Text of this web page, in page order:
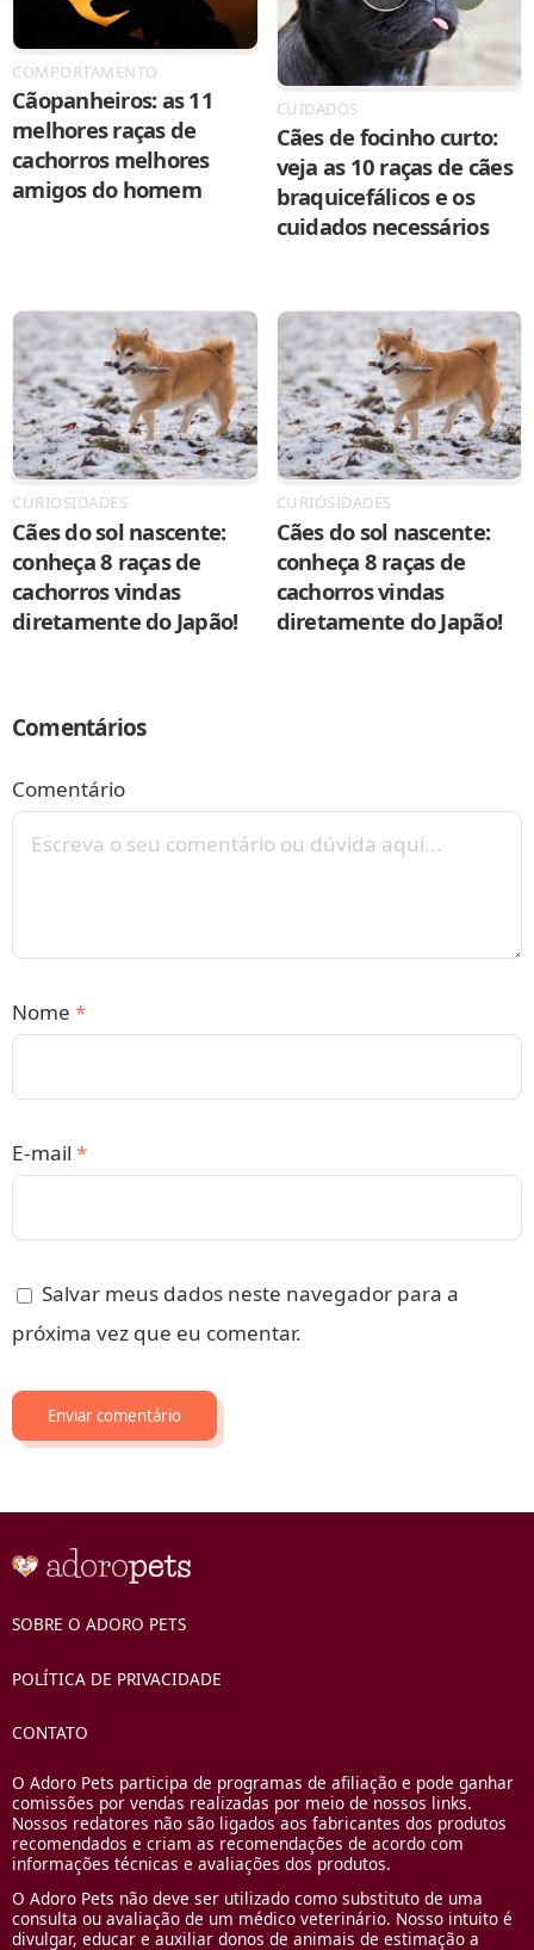
COMPORTAMENTO
Cãopanheiros: as 11
melhores raças de
cachorros melhores
amigos do homem
CUIDADOS
Cães de focinho curto:
veja as 10 raças de cães
braquicefálicos e os
cuidados necessários
CURIOSIDADES
Cães do sol nascente:
conheça 8 raças de
cachorros vindas
diretamente do Japão!
CURIOSIDADES
Cães do sol nascente:
conheça 8 raças de
cachorros vindas
diretamente do Japão!
Comentários
Comentário
Nome *
E-mail *
Salvar meus dados neste navegador para a
próxima vez que eu comentar.
SOBRE O ADORO PETS
POLÍTICA DE PRIVACIDADE
CONTATO
O Adoro Pets participa de programas de afiliação e pode ganhar
comissões por vendas realizadas por meio de nossos links.
Nossos redatores não são ligados aos fabricantes dos produtos
recomendados e criam as recomendações de acordo com
informações técnicas e avaliações dos produtos.
O Adoro Pets não deve ser utilizado como substituto de uma
consulta ou avaliação de um médico veterinário. Nosso intuito é
divulgar, educar e auxiliar donos de animais de estimação a